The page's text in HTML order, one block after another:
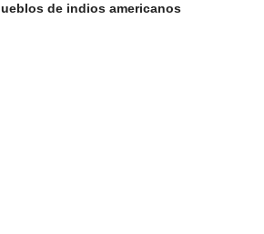
de indios americanos